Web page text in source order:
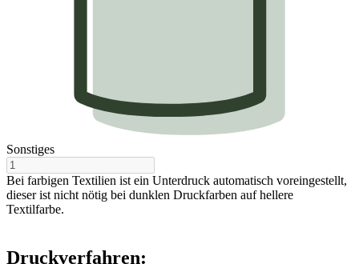
Sonstiges
Bei farbigen Textilien ist ein Unterdruck automatisch voreingestellt,
dieser ist nicht nötig bei dunklen Druckfarben auf hellere
Textilfarbe.
Druckverfahren: